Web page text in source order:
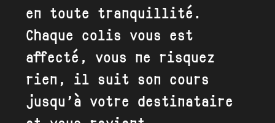
en toute tranquillité.
Chaque colis vous est
affecté, vous ne risquez
rien, il suit son cours
jusqu’à votre destinataire